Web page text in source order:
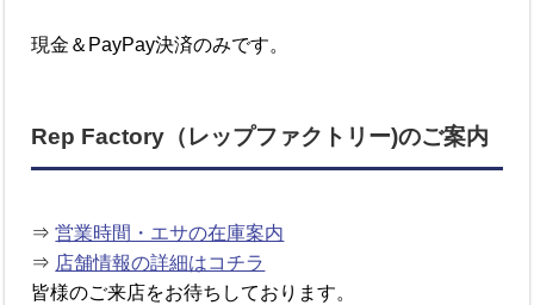
現金＆PayPay決済のみです。
Rep Factory（レップファクトリー)のご案内
⇒営業時間・エサの在庫案内
⇒ 店舗情報の詳細はコチラ
皆様のご来店をお待ちしております。